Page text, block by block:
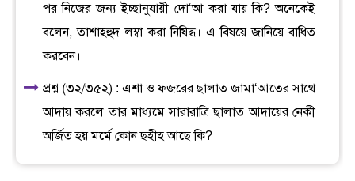
পর নিজের জন্য ইচ্ছানুযায়ী দো‘আ করা যায় কি? অনেকেই
বলেন, তাশাহ্হুদ লম্বা করা নিষিদ্ধ। এ বিষয়ে জানিয়ে বাধিত
করবেন।
প্রশ্ন (৩২/৩৫২) : এশা ও ফজরের ছালাত জামা‘আতের সাথে
আদায় করলে তার মাধ্যমে সারারাত্রি ছালাত আদায়ের নেকী
অর্জিত হয় মর্মে কোন ছহীহ আছে কি?